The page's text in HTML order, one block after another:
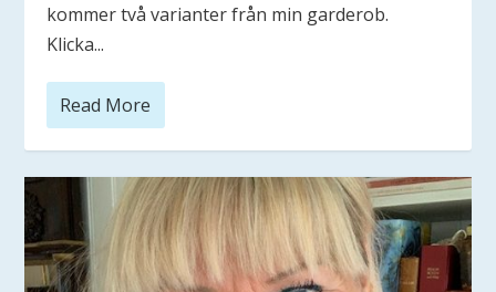
kommer två varianter från min garderob.
Klicka...
Read More